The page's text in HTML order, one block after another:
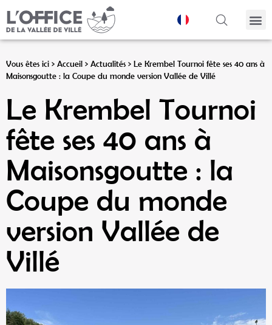
Vous êtes ici > Accueil > Actualités > Le Krembel Tournoi fête ses 40 ans à
Maisonsgoutte : la Coupe du monde version Vallée de Villé
Le Krembel Tournoi
fête ses 40 ans à
Maisonsgoutte : la
Coupe du monde
version Vallée de
Villé
Panneau de gestion des cookies